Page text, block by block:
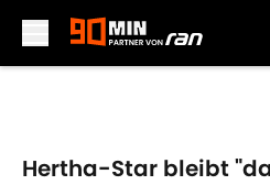
Hertha-Star bleibt